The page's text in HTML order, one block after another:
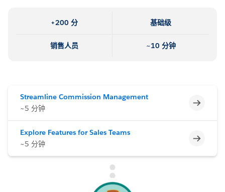
+200 分 基础级
销售人员 ~10 分钟
Streamline Commission Management
~5 分钟
不完整
Explore Features for Sales Teams
~5 分钟
不完整